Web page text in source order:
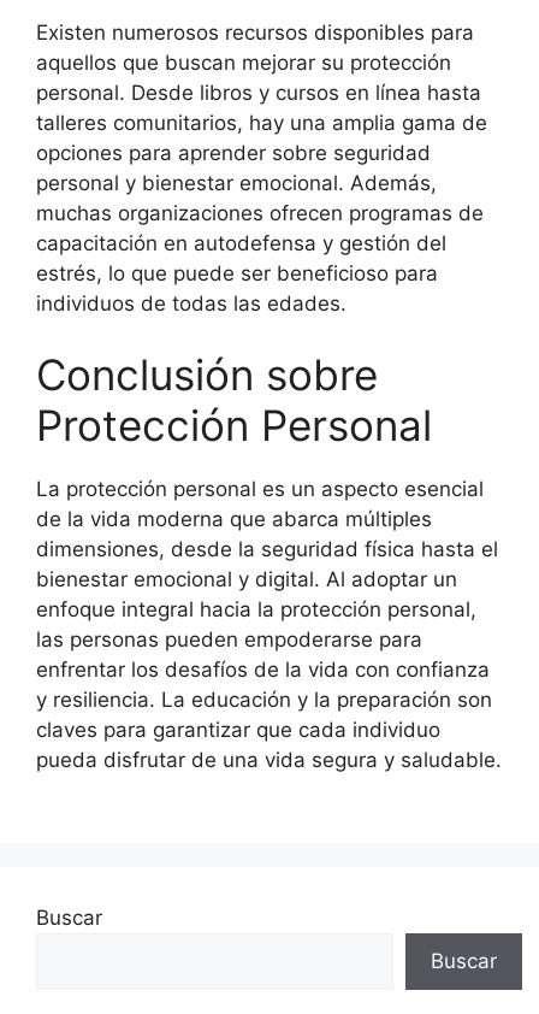
Existen numerosos recursos disponibles para
aquellos que buscan mejorar su protección
personal. Desde libros y cursos en línea hasta
talleres comunitarios, hay una amplia gama de
opciones para aprender sobre seguridad
personal y bienestar emocional. Además,
muchas organizaciones ofrecen programas de
capacitación en autodefensa y gestión del
estrés, lo que puede ser beneficioso para
individuos de todas las edades.
Conclusión sobre
Protección Personal
La protección personal es un aspecto esencial
de la vida moderna que abarca múltiples
dimensiones, desde la seguridad física hasta el
bienestar emocional y digital. Al adoptar un
enfoque integral hacia la protección personal,
las personas pueden empoderarse para
enfrentar los desafíos de la vida con confianza
y resiliencia. La educación y la preparación son
claves para garantizar que cada individuo
pueda disfrutar de una vida segura y saludable.
Buscar
Buscar